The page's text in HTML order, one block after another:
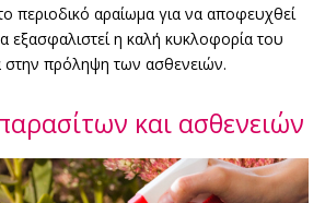
περιοδικό αραίωμα για να αποφευχθεί
εξασφαλιστεί η καλή κυκλοφορία του
πρόληψη των ασθενειών.
και ασθενειών